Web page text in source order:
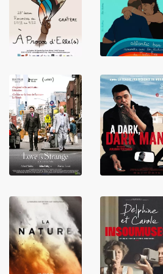
LIRE
LIRE LIRE
LIRE LIRE